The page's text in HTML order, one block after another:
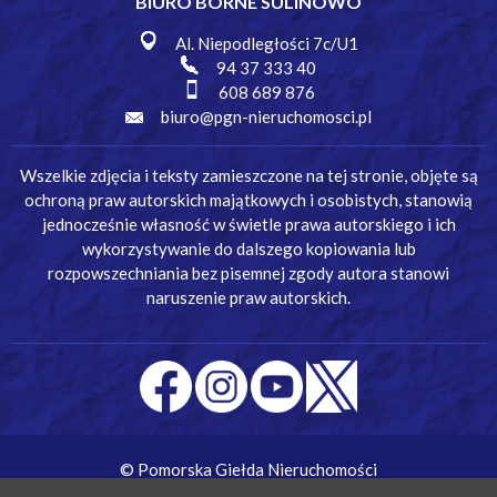
Al. Niepodległości 7c/U1
94 37 333 40
608 689 876
biuro@pgn-nieruchomosci.pl
Wszelkie zdjęcia i teksty zamieszczone na tej stronie, objęte są
ochroną praw autorskich majątkowych i osobistych, stanowią
jednocześnie własność w świetle prawa autorskiego i ich
wykorzystywanie do dalszego kopiowania lub
rozpowszechniania bez pisemnej zgody autora stanowi
naruszenie praw autorskich.
© Pomorska Giełda Nieruchomości